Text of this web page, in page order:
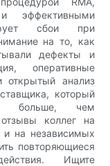
эффективными
сбои при
на то, как
дефекты и
оперативные
открытый анализ
который
больше, чем
коллег на
и на независимых
повторяющиеся
Ищите